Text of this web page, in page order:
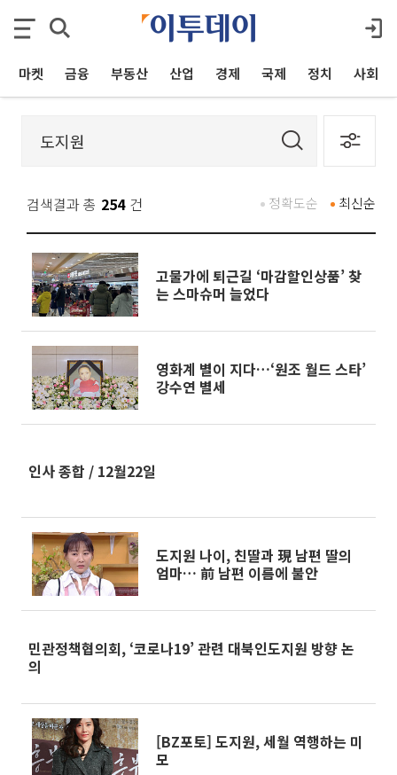
마켓 금융 부동산 산업 경제 국제 정치 사회
검색결과 총 254 건 최신순
정확도순
고물가에 퇴근길 ‘마감할인상품’ 찾
는 스마슈머 늘었다
영화계 별이 지다…‘원조 월드 스타’
강수연 별세
인사 종합 / 12월22일
도지원 나이, 친딸과 現 남편 딸의
엄마… 前 남편 이름에 불안
민관정책협의회, ‘코로나19’ 관련 대북인도지원 방향 논
의
[BZ포토] 도지원, 세월 역행하는 미
모